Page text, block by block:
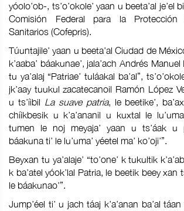
yóolo’ob-, ts’o’okole’ yaan u beeta’al je’el
Comisión Federal para la Protección
Sanitarios (Cofepris).
Túuntajile’ yaan u beeta’al Ciudad de
k’aaba’ báakunae’, jala’ach Andrés
tu ya’alaj “Patriae’ tuláakal ba’al”,
jk’aay tuukul zacatecanoil Ramón López
u ts’íibil La suave patria, le beetike’,
chíikbesik u k’a’ananil u kuxtal le
tumen le noj meyaja’ yaan u ts’áak u
báakuna ti’ le lu’uma’ yéetel ma’ ko’oji’”.
Beyxan tu ya’alaje’ “to’one’ k tukultik
k ba’atel yóok’lal Patria, le beetik beey xan
le báakunao’”.
Jump’éel ti’ u jach táaj k’a’anan ba’al